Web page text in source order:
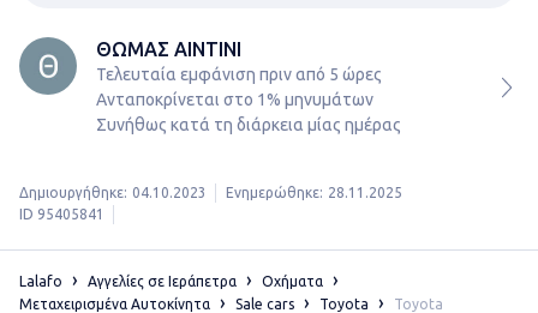
ΘΩΜΑΣ ΑΙΝΤΙΝΙ
Τελευταία εμφάνιση πριν από 5 ώρες
Ανταποκρίνεται στο 1% μηνυμάτων
Συνήθως κατά τη διάρκεια μίας ημέρας
Δημιουργήθηκε: 04.10.2023 Ενημερώθηκε: 28.11.2025
ID 95405841
Lalafo Αγγελίες σε Ιεράπετρα
Οχήματα
Μεταχειρισμένα Αυτοκίνητα
Sale cars Toyota Toyota